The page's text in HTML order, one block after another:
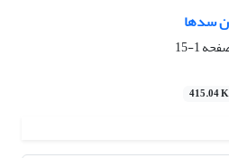
سدها
1-15
415.04 K